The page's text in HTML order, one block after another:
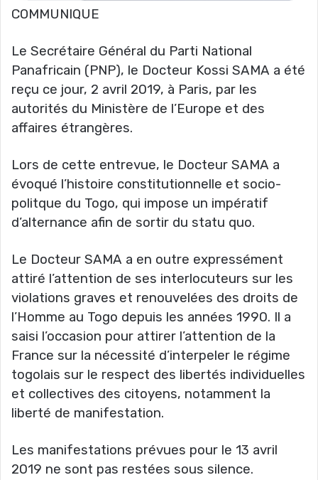
COMMUNIQUE
Le Secrétaire Général du Parti National
Panafricain (PNP), le Docteur Kossi SAMA a été
reçu ce jour, 2 avril 2019, à Paris, par les
autorités du Ministère de l’Europe et des
affaires étrangères.
Lors de cette entrevue, le Docteur SAMA a
évoqué l’histoire constitutionnelle et socio-
politque du Togo, qui impose un impératif
d’alternance afin de sortir du statu quo.
Le Docteur SAMA a en outre expressément
attiré l’attention de ses interlocuteurs sur les
violations graves et renouvelées des droits de
l’Homme au Togo depuis les années 1990. Il a
saisi l’occasion pour attirer l’attention de la
France sur la nécessité d’interpeler le régime
togolais sur le respect des libertés individuelles
et collectives des citoyens, notamment la
liberté de manifestation.
Les manifestations prévues pour le 13 avril
2019 ne sont pas restées sous silence.